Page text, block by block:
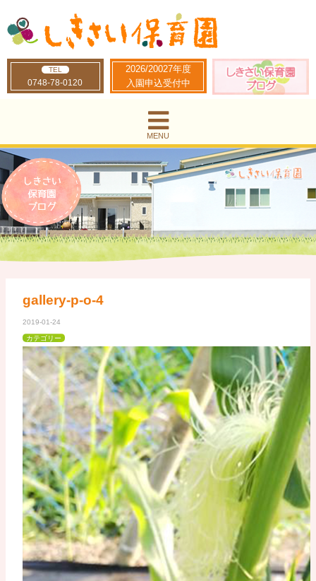
2026/20027年度
入園申込受付中
TEL
0748-78-0120
MENU
gallery-p-o-4
2019-01-24
カテゴリー